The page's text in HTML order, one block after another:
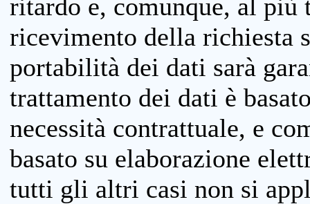
ritardo e, comunque, al più
ricevimento della richiesta
portabilità dei dati sarà
trattamento dei dati è
necessità contrattuale, e
basato su elaborazione
tutti gli altri casi non si